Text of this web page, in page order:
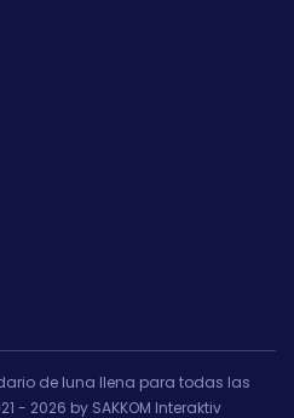
de luna llena para todas las
- 2026 by SAKKOM Interaktiv